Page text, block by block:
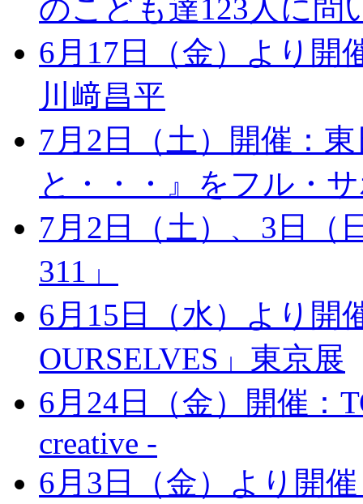
のこども達123人に問
6月17日（金）より開
川﨑昌平
7月2日（土）開催：
と・・・』をフル・
7月2日（土）、3日（
311」
6月15日（水）より開
OURSELVES」東京展
6月24日（金）開催：
creative -
6月3日（金）より開